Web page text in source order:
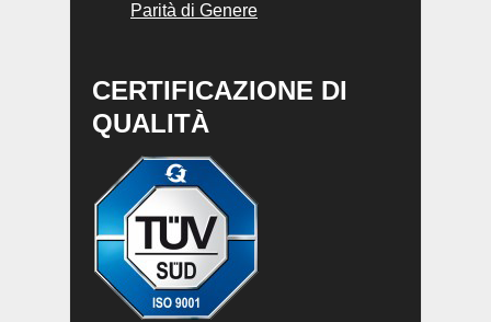
Parità di Genere
CERTIFICAZIONE DI
QUALITÀ